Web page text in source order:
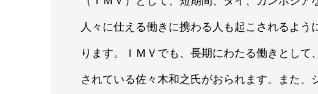
人々に仕える働きに携わる人も起こされるよ
ります。ＩＭＶでも、長期にわたる働きとし
されている佐々木和之氏がおられます。また、